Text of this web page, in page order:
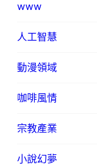
www
人工智慧
動漫領域
咖啡風情
宗教產業
小說幻夢